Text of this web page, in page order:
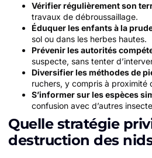
Vérifier régulièrement son
travaux de débroussaillage.
Éduquer les enfants à la
sol ou dans les herbes hautes.
Prévenir les autorités
suspecte, sans tenter
Diversifier les méthodes de
ruchers, y compris à proximité
S’informer sur les espèces
confusion avec d’autres
Quelle stratégie
destruction des